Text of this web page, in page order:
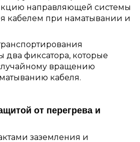
направляющей системы
кабелем при наматывании и
два фиксатора, которые
вращению
кабеля.
от перегрева и
заземления и